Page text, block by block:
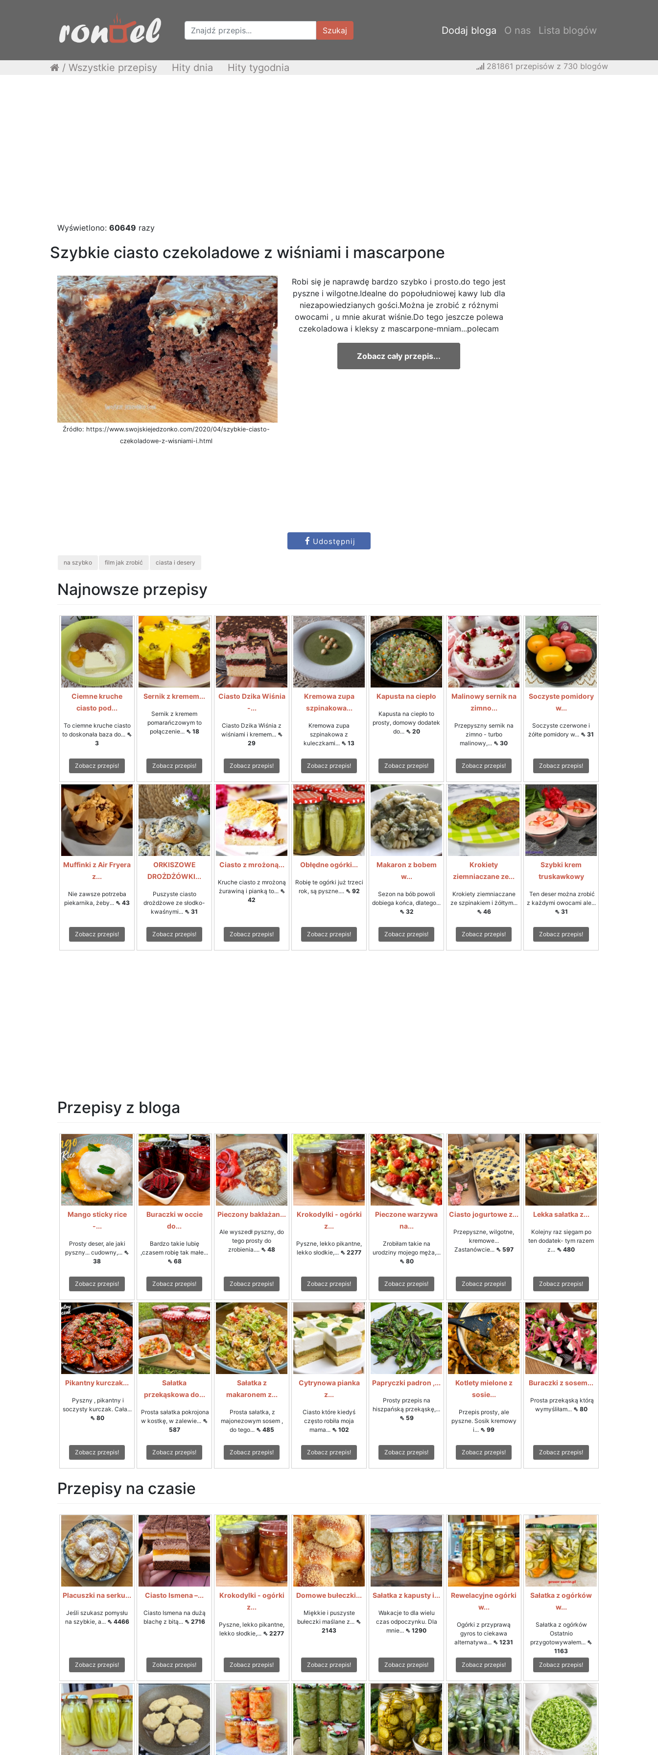
Szukaj Dodaj bloga O nas Lista blogów
/ Wszystkie przepisy Hity dnia Hity tygodnia 281861 przepisów z 730 blogów
Wyświetlono: 60649 razy
Szybkie ciasto czekoladowe z wiśniami i mascarpone
Źródło: https://www.swojskiejedzonko.com/2020/04/szybkie-ciasto-
czekoladowe-z-wisniami-i.html
Robi się je naprawdę bardzo szybko i prosto.do tego jest
pyszne i wilgotne.Idealne do popołudniowej kawy lub dla
niezapowiedzianych gości.Można je zrobić z różnymi
owocami , u mnie akurat wiśnie.Do tego jeszcze polewa
czekoladowa i kleksy z mascarpone-mniam...polecam
Zobacz cały przepis...
Udostępnij
na szybko film jak zrobić ciasta i desery
Najnowsze przepisy
Ciemne kruche
ciasto pod...
To ciemne kruche ciasto
to doskonała baza do... ⇖
3
Zobacz przepis!
Sernik z kremem...
Sernik z kremem
pomarańczowym to
połączenie... ⇖ 18
Zobacz przepis!
Ciasto Dzika Wiśnia
-...
Ciasto Dzika Wiśnia z
wiśniami i kremem... ⇖
29
Zobacz przepis!
Kremowa zupa
szpinakowa...
Kremowa zupa
szpinakowa z
kuleczkami... ⇖ 13
Zobacz przepis!
Kapusta na ciepło
Kapusta na ciepło to
prosty, domowy dodatek
do... ⇖ 20
Zobacz przepis!
Malinowy sernik na
zimno...
Przepyszny sernik na
zimno - turbo
malinowy,... ⇖ 30
Zobacz przepis!
Soczyste pomidory
w...
Soczyste czerwone i
żółte pomidory w... ⇖ 31
Zobacz przepis!
Muffinki z Air Fryera
z...
Nie zawsze potrzeba
piekarnika, żeby... ⇖ 43
Zobacz przepis!
ORKISZOWE
DROŻDŻÓWKI...
Puszyste ciasto
drożdżowe ze słodko-
kwaśnymi... ⇖ 31
Zobacz przepis!
Ciasto z mrożoną...
Kruche ciasto z mrożoną
żurawiną i pianką to... ⇖
42
Zobacz przepis!
Obłędne ogórki...
Robię te ogórki już trzeci
rok, są pyszne.... ⇖ 92
Zobacz przepis!
Makaron z bobem
w...
Sezon na bób powoli
dobiega końca, dlatego...
⇖ 32
Zobacz przepis!
Krokiety
ziemniaczane ze...
Krokiety ziemniaczane
ze szpinakiem i żółtym...
⇖ 46
Zobacz przepis!
Szybki krem
truskawkowy
Ten deser można zrobić
z każdymi owocami ale...
⇖ 31
Zobacz przepis!
Przepisy z bloga
Mango sticky rice
-...
Prosty deser, ale jaki
pyszny... cudowny,... ⇖
38
Zobacz przepis!
Buraczki w occie
do...
Bardzo takie lubię
,czasem robię tak małe...
⇖ 68
Zobacz przepis!
Pieczony bakłażan...
Ale wyszedł pyszny, do
tego prosty do
zrobienia.... ⇖ 48
Zobacz przepis!
Krokodylki - ogórki
z...
Pyszne, lekko pikantne,
lekko słodkie,... ⇖ 2277
Zobacz przepis!
Pieczone warzywa
na...
Zrobiłam takie na
urodziny mojego męża,...
⇖ 80
Zobacz przepis!
Ciasto jogurtowe z...
Przepyszne, wilgotne,
kremowe...
Zastanówcie... ⇖ 597
Zobacz przepis!
Lekka sałatka z...
Kolejny raz sięgam po
ten dodatek- tym razem
z... ⇖ 480
Zobacz przepis!
Pikantny kurczak...
Pyszny , pikantny i
soczysty kurczak. Cała...
⇖ 80
Zobacz przepis!
Sałatka
przekąskowa do...
Prosta sałatka pokrojona
w kostkę, w zalewie... ⇖
587
Zobacz przepis!
Sałatka z
makaronem z...
Prosta sałatka, z
majonezowym sosem ,
do tego... ⇖ 485
Zobacz przepis!
Cytrynowa pianka
z...
Ciasto które kiedyś
często robiła moja
mama... ⇖ 102
Zobacz przepis!
Papryczki padron ,...
Prosty przepis na
hiszpańską przekąskę,...
⇖ 59
Zobacz przepis!
Kotlety mielone z
sosie...
Przepis prosty, ale
pyszne. Sosik kremowy
i... ⇖ 99
Zobacz przepis!
Buraczki z sosem...
Prosta przekąską którą
wymyśliłam... ⇖ 80
Zobacz przepis!
Przepisy na czasie
Placuszki na serku...
Jeśli szukasz pomysłu
na szybkie, a... ⇖ 4466
Zobacz przepis!
Ciasto Ismena –...
Ciasto Ismena na dużą
blachę z bitą... ⇖ 2716
Zobacz przepis!
Krokodylki - ogórki
z...
Pyszne, lekko pikantne,
lekko słodkie,... ⇖ 2277
Zobacz przepis!
Domowe bułeczki...
Miękkie i puszyste
bułeczki maślane z... ⇖
2143
Zobacz przepis!
Sałatka z kapusty i...
Wakacje to dla wielu
czas odpoczynku. Dla
mnie... ⇖ 1290
Zobacz przepis!
Rewelacyjne ogórki
w...
Ogórki z przyprawą
gyros to ciekawa
alternatywa... ⇖ 1231
Zobacz przepis!
Sałatka z ogórków
w...
Sałatka z ogórków
Ostatnio
przygotowywałem... ⇖
1163
Zobacz przepis!